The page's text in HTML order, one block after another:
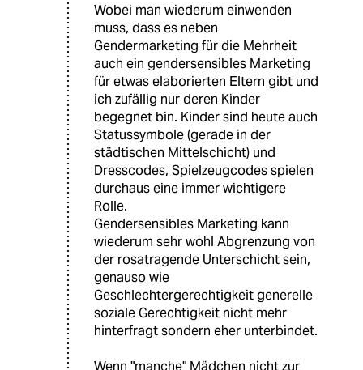
Wobei man wiederum einwenden
muss, dass es neben
Gendermarketing für die Mehrheit
auch ein gendersensibles Marketing
für etwas elaborierten Eltern gibt und
ich zufällig nur deren Kinder
begegnet bin. Kinder sind heute auch
Statussymbole (gerade in der
städtischen Mittelschicht) und
Dresscodes, Spielzeugcodes spielen
durchaus eine immer wichtigere
Rolle.
Gendersensibles Marketing kann
wiederum sehr wohl Abgrenzung von
der rosatragende Unterschicht sein,
genauso wie
Geschlechtergerechtigkeit generelle
soziale Gerechtigkeit nicht mehr
hinterfragt sondern eher unterbindet.
Wenn "manche" Mädchen nicht zur